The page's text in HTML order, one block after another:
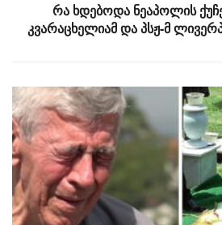
რა ხდებოდა ნეაპოლის
კვარაცხელიამ და პსჟ-მ